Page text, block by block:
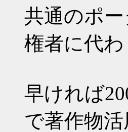
共通のポ
権者に代
早ければ
で著作物活